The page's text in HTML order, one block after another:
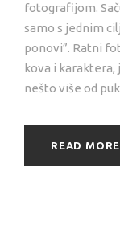
fotografijom.
samo s jednim
ponovi”. Ratni
kova i
nešto više od
READ MORE